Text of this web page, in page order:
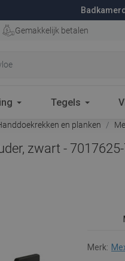
Gemakkelijk betalen
Tegels
en planken
zwart -
Merk: